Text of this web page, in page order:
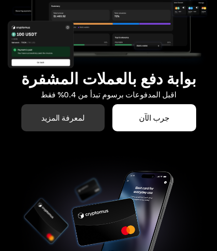
بوابة دفع بالعملات المشفرة
اقبل المدفوعات برسوم تبدأ من 0.4% فقط
جرب الآن لمعرفة المزيد